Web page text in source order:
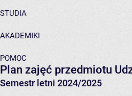
STUDIA
AKADEMIKI
POMOC
Plan zajęć przedmiotu
Semestr letni 2024/2025